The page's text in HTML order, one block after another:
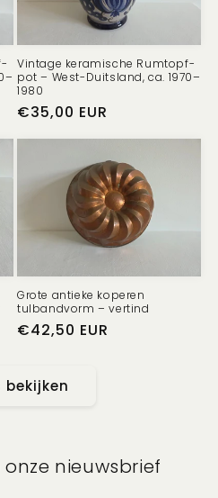
Vintage keramische Rumtopf-
pot – West-Duitsland, ca. 1970–
1980
Normale
€35,00 EUR
Grote antieke koperen
tulbandvorm – vertind
Normale
€42,50 EUR
bekijken
nieuwsbrief